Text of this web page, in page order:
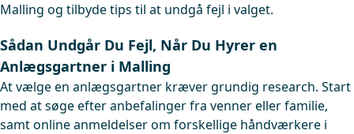
Malling og tilbyde tips til at undgå fejl i valget.
Sådan Undgår Du Fejl, Når Du Hyrer en
Anlægsgartner i Malling
At vælge en anlægsgartner kræver grundig research. Start
med at søge efter anbefalinger fra venner eller familie,
samt online anmeldelser om forskellige håndværkere i